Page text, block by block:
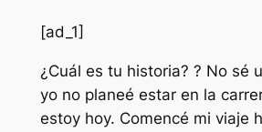
[ad_1]
¿Cuál es tu historia? ? No sé
yo no planeé estar en la
estoy hoy. Comencé mi viaje